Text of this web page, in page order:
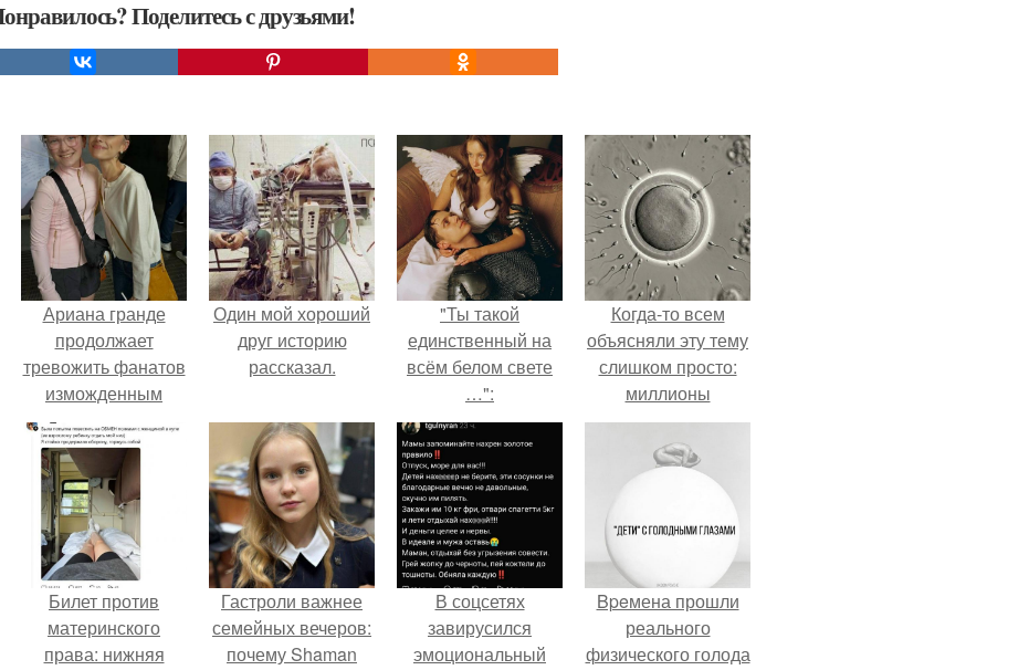
Поделитесь с друзьями!
Ариана гранде
продолжает
тревожить фанатов
изможденным
Один мой хороший
друг историю
рассказал.
"Ты такой
единственный на
всём белом свете
…":
Когда-то всем
объясняли эту тему
слишком просто:
миллионы
сперматозоидов
бегут к цели, а
побеждает самый
Билет против
материнского
права: нижняя
Гастроли важнее
семейных вечеров:
почему Shaman
В соцсетях
завирусился
эмоциональный
Bpeмена прошли
реального
физического голода